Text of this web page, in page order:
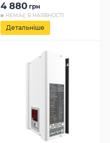
4 880 грн
НЕМАЄ В НАЯВНОСТІ
Детальніше